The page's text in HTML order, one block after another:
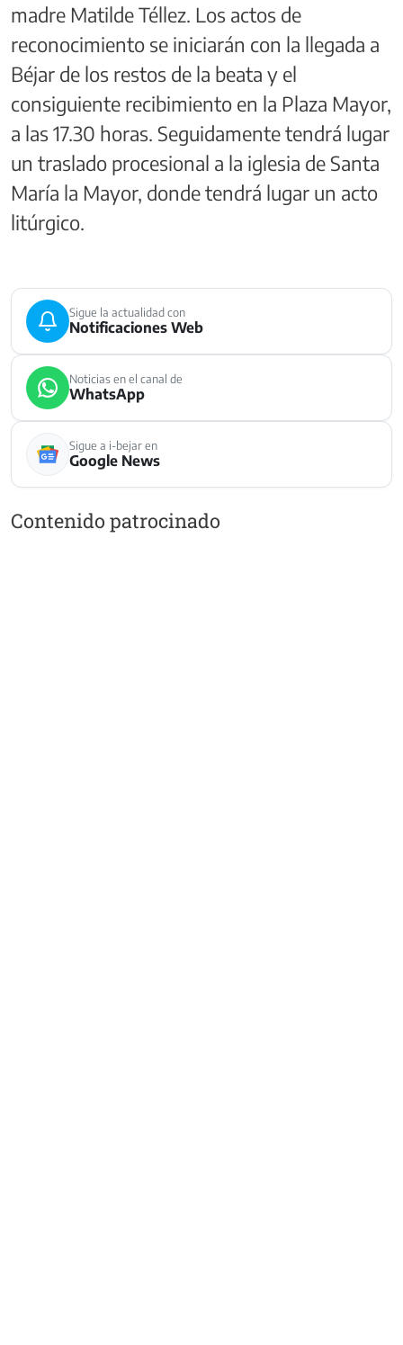
madre Matilde Téllez. Los actos de
reconocimiento se iniciarán con la llegada a
Béjar de los restos de la beata y el
consiguiente recibimiento en la Plaza Mayor,
a las 17.30 horas. Seguidamente tendrá lugar
un traslado procesional a la iglesia de Santa
María la Mayor, donde tendrá lugar un acto
litúrgico.
Sigue la actualidad con
Notificaciones Web
Noticias en el canal de
WhatsApp
Sigue a i-bejar en
Google News
Contenido patrocinado